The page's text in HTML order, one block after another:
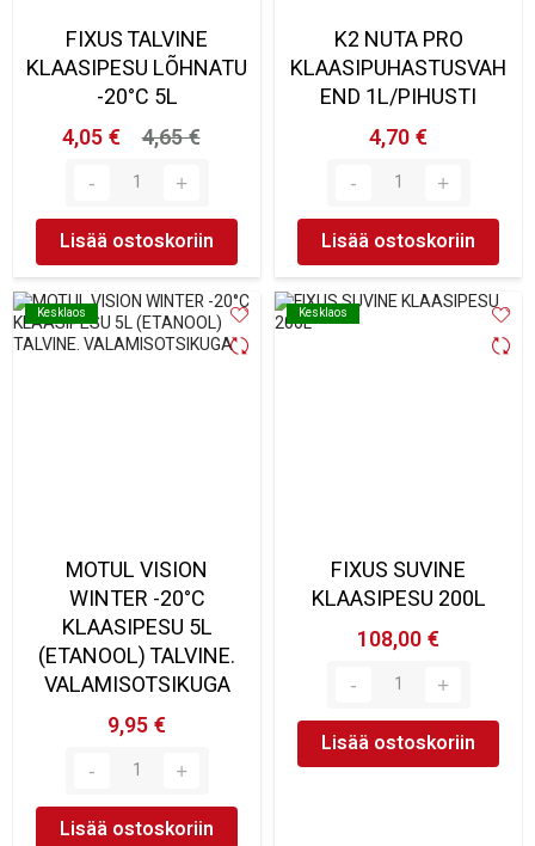
FIXUS TALVINE
KLAASIPESU LÕHNATU
-20°C 5L
4,05 €
4,65 €
Lisää ostoskoriin
K2 NUTA PRO
KLAASIPUHASTUSVAH
END 1L/PIHUSTI
4,70 €
Lisää ostoskoriin
Kesklaos
Kesklaos
MOTUL VISION
WINTER -20°C
KLAASIPESU 5L
(ETANOOL) TALVINE.
VALAMISOTSIKUGA
9,95 €
Lisää ostoskoriin
Kesklaos
Kesklaos
FIXUS SUVINE
KLAASIPESU 200L
108,00 €
Lisää ostoskoriin